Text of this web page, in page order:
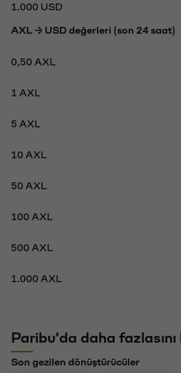
1.000 USD
AXL → USD değerleri (son 24 saat)
0,50 AXL
1 AXL
5 AXL
10 AXL
50 AXL
100 AXL
500 AXL
1.000 AXL
Paribu'da daha
Son gezilen dönüştürücüler